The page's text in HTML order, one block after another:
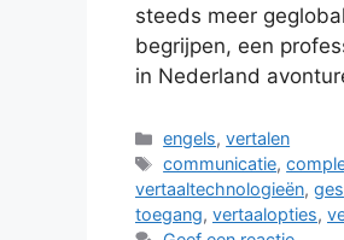
steeds meer
begrijpen, een
in Nederland
Categorieën
engels,vertalen
Tags
communicatie,
vertaaltechnologieën,
toegang, vertaalopties,